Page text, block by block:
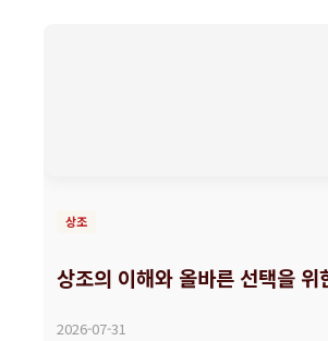
상조
상조의 이해와 올바른 선택을 위
2026-07-31